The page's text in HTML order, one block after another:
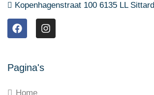
Kopenhagenstraat 100 6135 LL Sittard
Pagina's
Home